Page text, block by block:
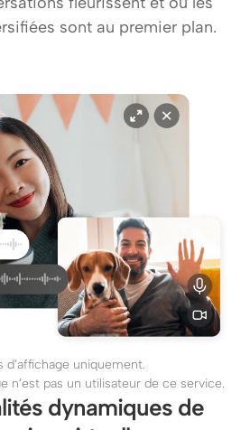
sont au premier plan.
dynamiques de
d’affichage uniquement.
n’est pas un utilisateur de ce service.